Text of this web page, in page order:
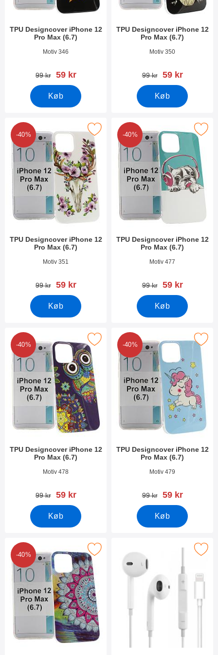
TPU Designcover iPhone 12
Pro Max (6.7)
Varenr 37883Motiv 346
pris
99 kr pris
59 kr
Køb
TPU Designcover iPhone 12
Pro Max (6.7)
Varenr 37882Motiv 350
pris
99 kr pris
59 kr
Køb
-40%
TPU Designcover iPhone 12
Pro Max (6.7)
Varenr 37881Motiv 351
pris
99 kr pris
59 kr
Køb
tPU Designcover iPhone 12 Pro Max (6.7) som favorit
-40%
TPU Designcover iPhone 12
Pro Max (6.7)
Varenr 37880Motiv 477
pris
99 kr pris
59 kr
Køb
Marker tPU Designcover iPhone
-40%
TPU Designcover iPhone 12
Pro Max (6.7)
Varenr 37879Motiv 478
pris
99 kr pris
59 kr
Køb
tPU Designcover iPhone 12 Pro Max (6.7) som favorit
-40%
TPU Designcover iPhone 12
Pro Max (6.7)
Varenr 37878Motiv 479
pris
99 kr pris
59 kr
Køb
Marker tPU Designcover iPhone
-40%
tPU Designcover iPhone 12 Pro Max (6.7) som favorit
Marker hoco Headset til